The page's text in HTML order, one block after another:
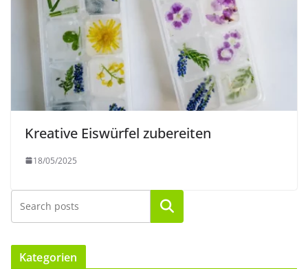
Kreative Eiswürfel zubereiten
18/05/2025
Suchen
Kategorien